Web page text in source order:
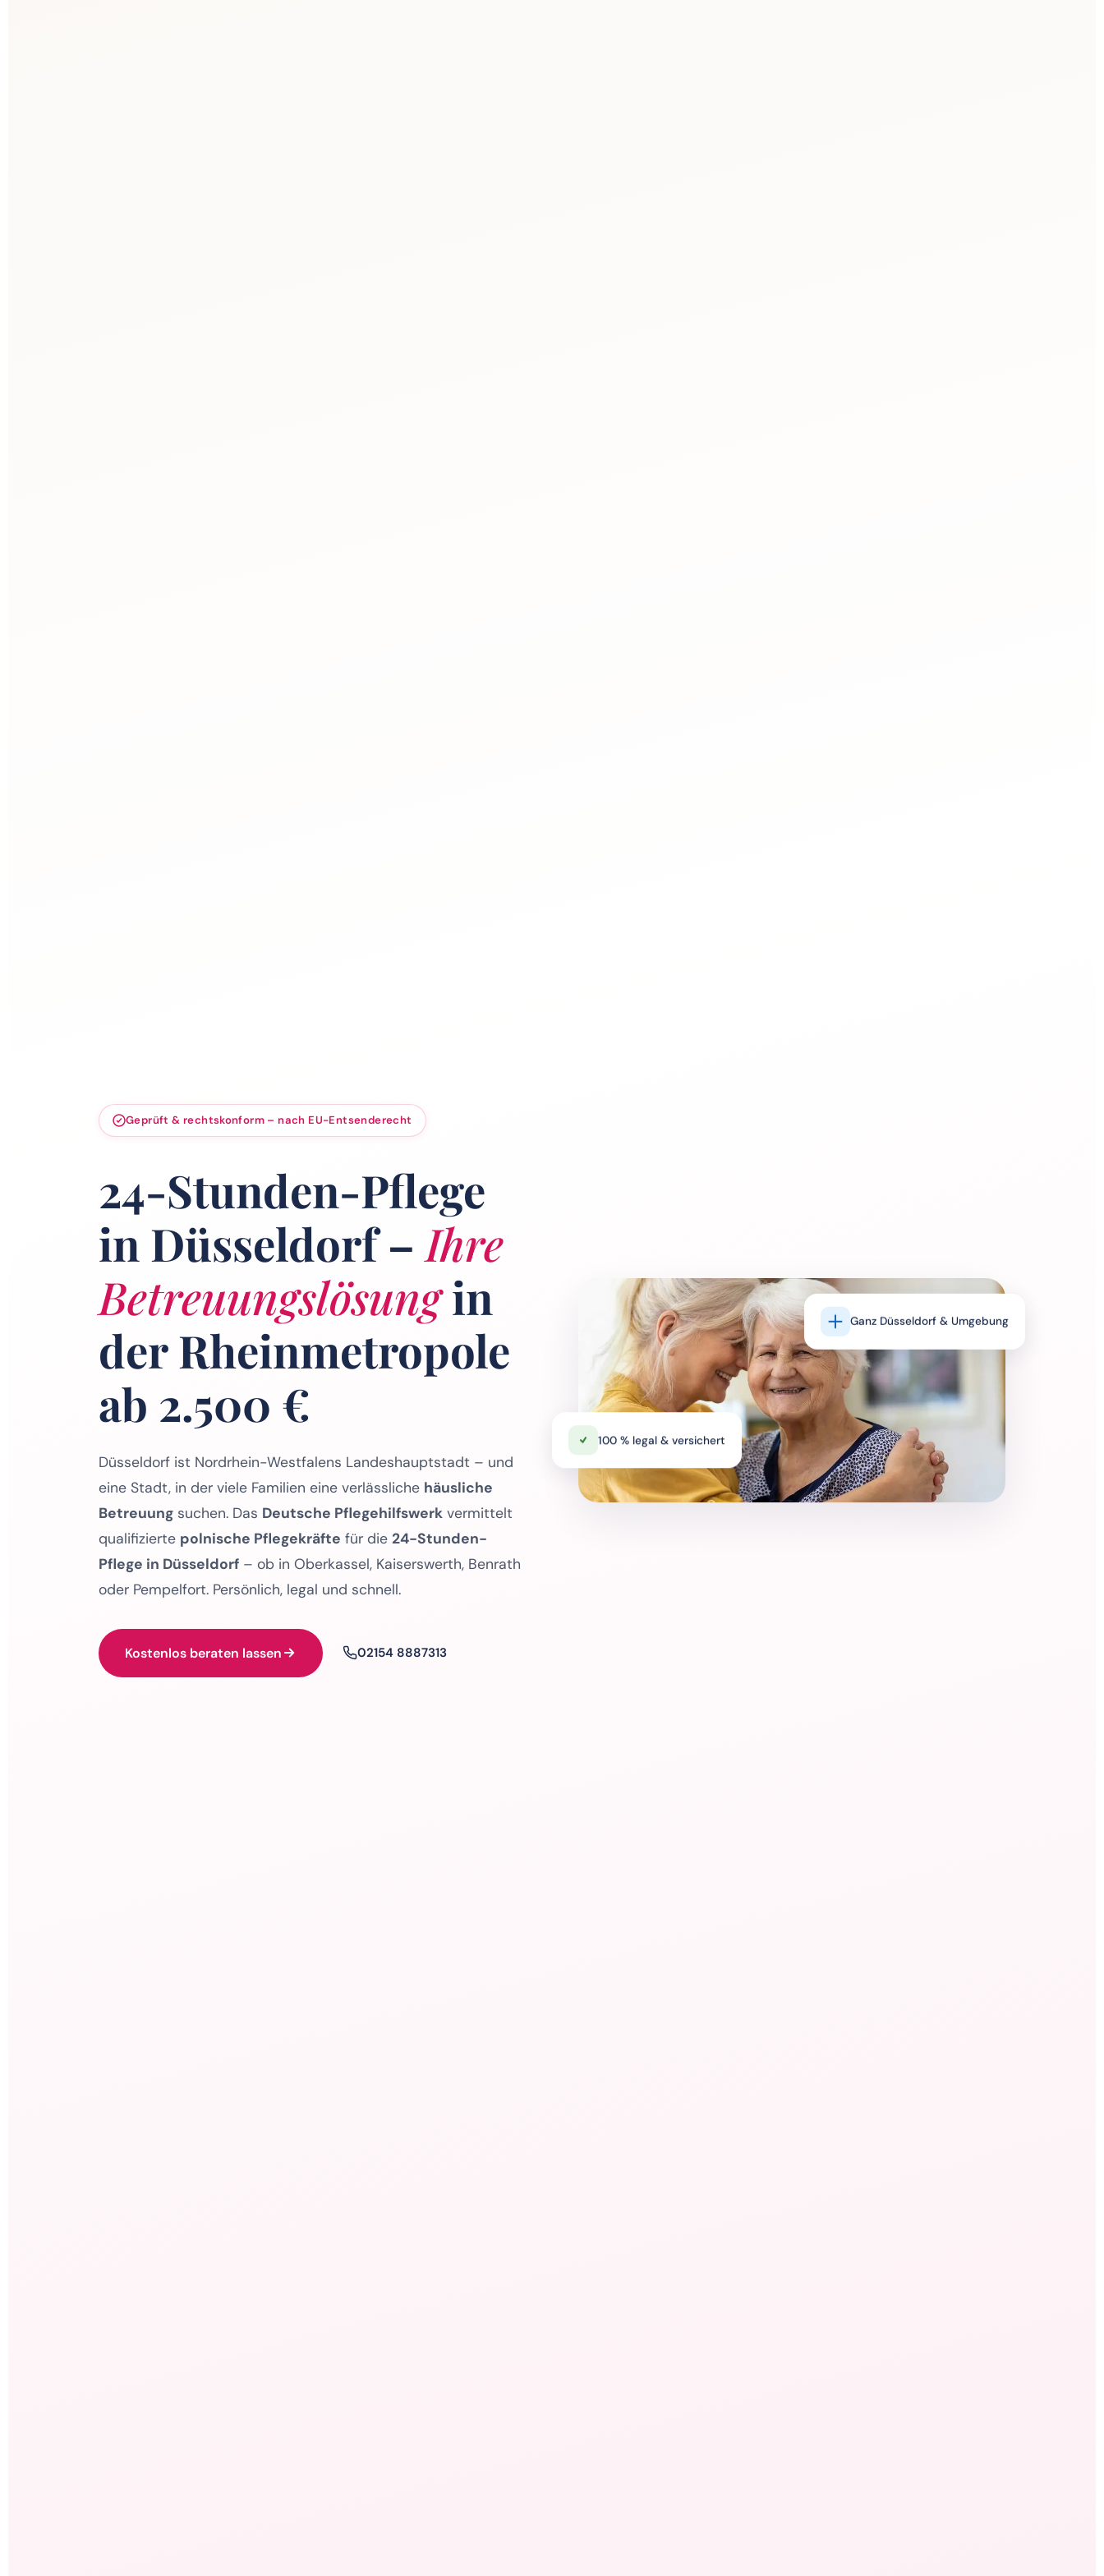
Geprüft & rechtskonform – nach EU-Entsenderecht
24-Stunden-Pflege
in Düsseldorf –Ihre
Betreuungslösungin
der Rheinmetropole
ab 2.500 €
Düsseldorf ist Nordrhein-Westfalens Landeshauptstadt – und
eine Stadt, in der viele Familien eine verlässliche häusliche
Betreuung suchen. Das Deutsche Pflegehilfswerk vermittelt
qualifizierte polnische Pflegekräfte für die 24-Stunden-
Pflege in Düsseldorf – ob in Oberkassel, Kaiserswerth, Benrath
oder Pempelfort. Persönlich, legal und schnell.
Kostenlos beraten lassen 02154 8887313
100 % legal & versichert
Ganz Düsseldorf & Umgebung